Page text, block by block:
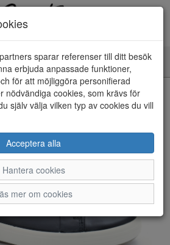
sparar referenser till ditt besök
erbjuda anpassade funktioner,
för att möjliggöra personifierad
nödvändiga cookies, som krävs för
själv välja vilken typ av cookies du vill
Acceptera alla
Hantera cookies
mer om cookies